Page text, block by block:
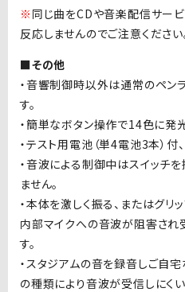
※ 同じ曲をCDや音楽配信サー
反応しませんのでご注意ください
■その他
・音響制御時以外は通常のペン
す。
・簡単なボタン操作で14色に発
・テスト用電池（単4電池3本）付
・音波による制御中はスイッチ
ません。
・本体を激しく振る、またはグリ
内部マイクへの音波が阻害され
す。
・スタジアムの音を録音しご自
の種類により音波が受信しにく